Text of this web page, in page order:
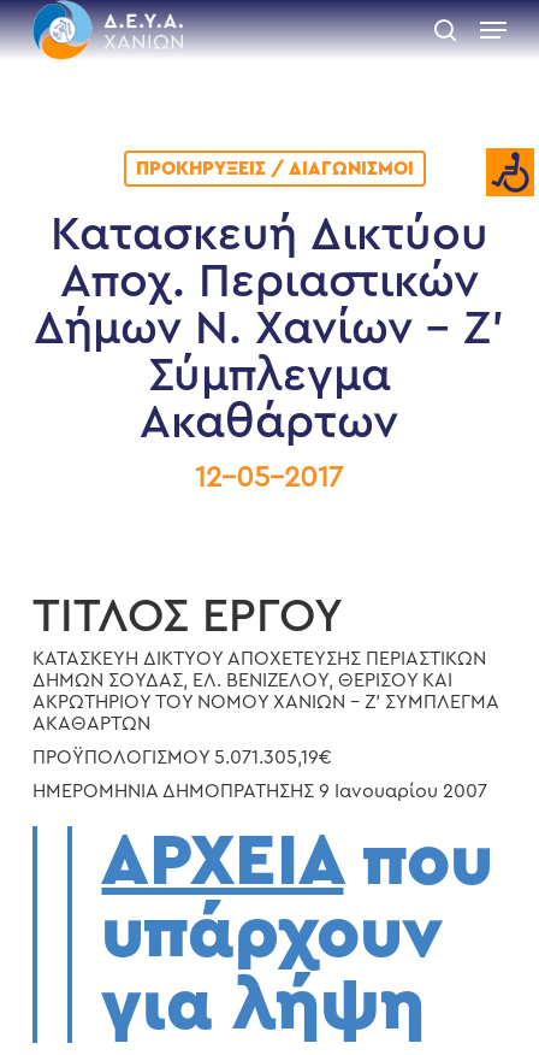
Skip
to
main
search
Menu
ΠΡΟΚΗΡΎΞΕΙΣ / ΔΙΑΓΩΝΙΣΜΟΊ
Κατασκευή Δικτύου
Αποχ. Περιαστικών
Δήμων Ν. Χανίων – Z’
Σύμπλεγμα
Ακαθάρτων
12-05-2017
ΤΙΤΛΟΣ ΕΡΓΟΥ
ΚΑΤΑΣΚΕΥΗ ΔΙΚΤΥΟΥ ΑΠΟΧΕΤΕΥΣΗΣ ΠΕΡΙΑΣΤΙΚΩΝ
ΔΗΜΩΝ ΣΟΥΔΑΣ, ΕΛ. ΒΕΝΙΖΕΛΟΥ, ΘΕΡΙΣΟΥ ΚΑΙ
ΑΚΡΩΤΗΡΙΟΥ ΤΟΥ ΝΟΜΟΥ ΧΑΝΙΩΝ – Z’ ΣΥΜΠΛΕΓΜΑ
ΑΚΑΘΑΡΤΩΝ
ΠΡΟΫΠΟΛΟΓΙΣΜΟΥ 5.071.305,19€
ΗΜΕΡΟΜΗΝΙΑ ΔΗΜΟΠΡΑΤΗΣΗΣ 9 Ιανουαρίου 2007
ΑΡΧΕΙΑπου
υπάρχουν
για λήψη